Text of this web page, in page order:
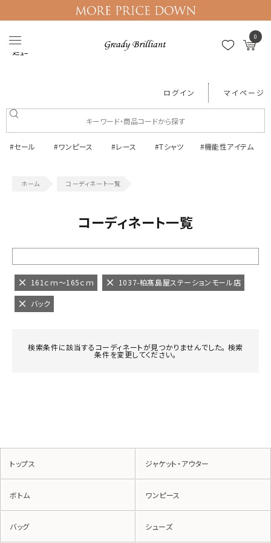
メニュー
0
ログイン マイページ
#セール #ワンピース #レース #Tシャツ #機能性アイテム
コーディネート一覧
コーディネート一覧
161ｃｍ～165ｃｍ 1037-柏髙島屋ステーションモール店
バック
検索条件に該当するコーディネートが見つかりませんでした。 検索
条件を変更してください。
トップス ジャケット・アウター
ボトム ワンピース
バッグ シューズ